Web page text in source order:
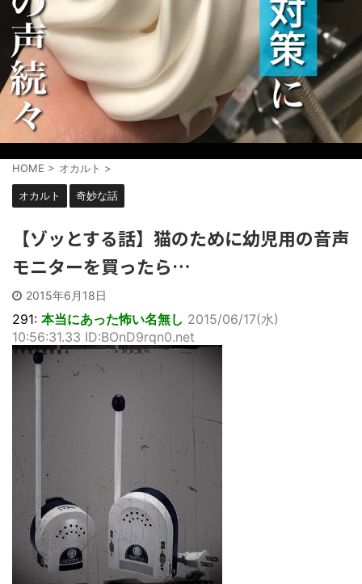
HOME > オカルト >
オカルト 奇妙な話
【ゾッとする話】猫のために幼児用の音声
モニターを買ったら…
2015年6月18日
291: 本当にあった怖い名無し 2015/06/17(水)
10:56:31.33 ID:BOnD9rqn0.net